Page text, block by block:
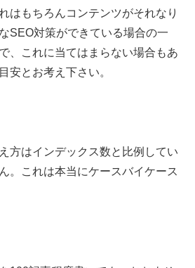
はもちろんコンテンツがそれなり
SEO対策ができている場合の一
、これに当てはまらない場合もあ
安とお考え下さい。
方はインデックス数と比例してい
。これは本当にケースバイケース